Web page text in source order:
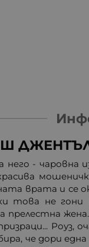
- чаровна
врата и се
това не
че дори